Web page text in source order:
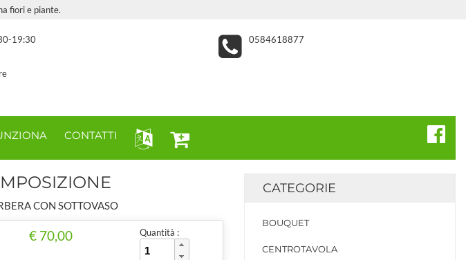
fiori e piante.
19:30
0584618877
CONTATTI
CON SOTTOVASO
€ 70,00 Quantità :
CATEGORIE
BOUQUET
CENTROTAVOLA